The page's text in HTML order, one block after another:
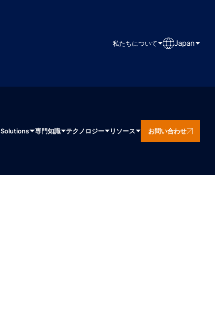
私たちについて Japan
Solutions 専門知識 テクノロジー リソース お問い合わせ